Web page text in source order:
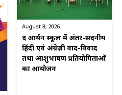
August 8, 2026
द आर्यन स्कूल में अंतर-सदनीय
हिंदी एवं अंग्रेज़ी वाद-विवाद
तथा आशुभाषण प्रतियोगिताओं
का आयोजन